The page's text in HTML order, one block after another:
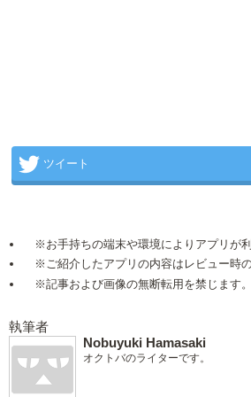
ツイート
※お手持ちの端末や環境によりアプリが
※ご紹介したアプリの内容はレビュー時
※記事および画像の無断転用を禁じます。
執筆者
Nobuyuki Hamasaki
オクトバのライターです。